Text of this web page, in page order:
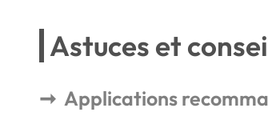
Astuces et
Applications